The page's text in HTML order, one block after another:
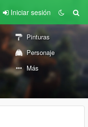
Iniciar sesión
Pinturas
Personaje
Más